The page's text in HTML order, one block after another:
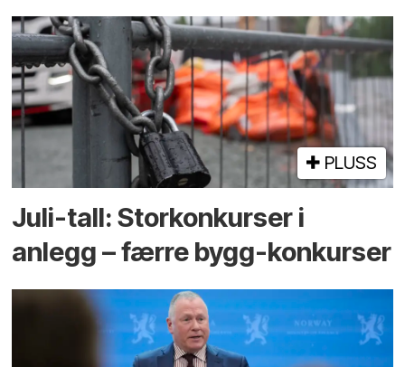
PLUSS
Juli-tall: Storkonkurser i
anlegg – færre bygg-konkurser